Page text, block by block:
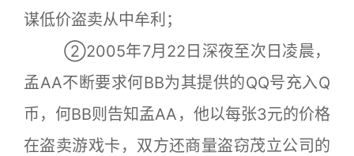
谋低价盗卖从中牟利；
②2005年7月22日深夜至次日凌晨，
孟AA不断要求何BB为其提供的QQ号充入Q
币，何BB则告知孟AA，他以每张3元的价格
在盗卖游戏卡，双方还商量盗窃茂立公司的